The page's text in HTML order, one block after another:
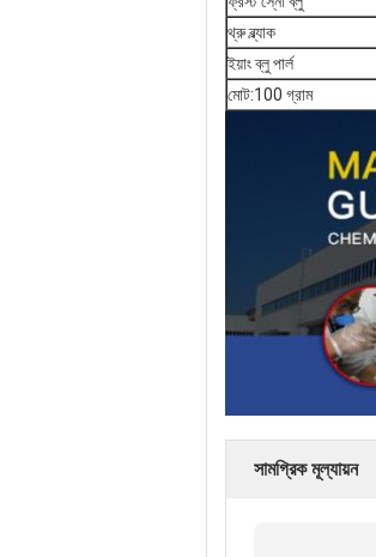
থ্রু ব্ল্যাক
ইয়াং ব্লু পার্ল
মোট:100 গ্রাম
সামগ্রিক মূল্যায়ন